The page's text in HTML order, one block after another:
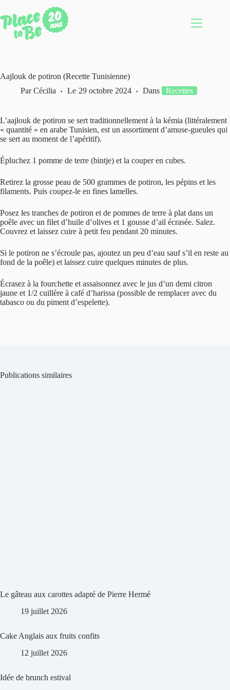
au
contenu
Aajlouk de potiron (Recette Tunisienne)
Par Cécilia Le 29 octobre 2024 Dans Recettes
L’aajlouk de potiron se sert traditionnellement à la kémia (littéralement
« quantité » en arabe Tunisien, est un assortiment d’amuse-gueules qui
se sert au moment de l’apéritif).
Épluchez 1 pomme de terre (bintje) et la couper en cubes.
Retirez la grosse peau de 500 grammes de potiron, les pépins et les
filaments. Puis coupez-le en fines lamelles.
Posez les tranches de potiron et de pommes de terre à plat dans un
poêle avec un filet d’huile d’olives et 1 gousse d’ail écrasée. Salez.
Couvrez et laissez cuire à petit feu pendant 20 minutes.
Si le potiron ne s’écroule pas, ajoutez un peu d’eau sauf s’il en reste au
fond de la poêle) et laissez cuire quelques minutes de plus.
Écrasez à la fourchette et assaisonnez avec le jus d’un demi citron
jaune et 1/2 cuillère à café d’harissa (possible de remplacer avec du
tabasco ou du piment d’espelette).
Publications similaires
Le gâteau aux carottes adapté de Pierre Hermé
19 juillet 2026
Cake Anglais aux fruits confits
12 juillet 2026
Idée de brunch estival